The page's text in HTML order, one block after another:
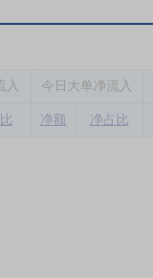
入 今 日大单净流入
净额 净占比